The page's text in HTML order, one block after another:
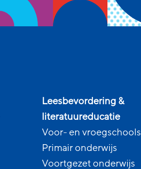
Leesbevordering &
literatuureducatie
Voor- en vroegschools
Primair onderwijs
Voortgezet onderwijs